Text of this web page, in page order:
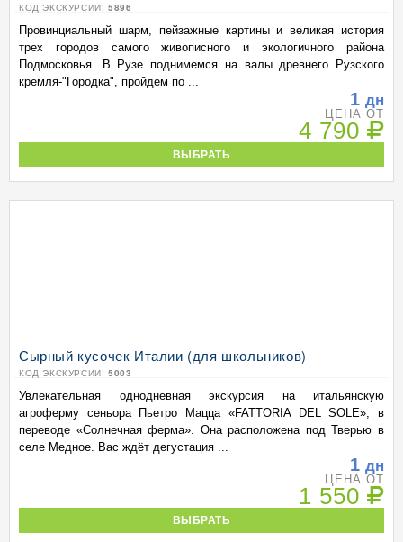
КОД ЭКСКУРСИИ: 5896
Провинциальный шарм, пейзажные картины и великая история
трех городов самого живописного и экологичного района
Подмосковья. В Рузе поднимемся на валы древнего Рузского
кремля-"Городка", пройдем по ...
1 дн
ЦЕНА ОТ
4 790
ВЫБРАТЬ
Сырный кусочек Италии (для школьников)
КОД ЭКСКУРСИИ: 5003
Увлекательная однодневная экскурсия на итальянскую
агроферму сеньора Пьетро Мацца «FATTORIA DEL SOLE», в
переводе «Солнечная ферма». Она расположена под Тверью в
селе Медное. Вас ждёт дегустация ...
1 дн
ЦЕНА ОТ
1 550
ВЫБРАТЬ